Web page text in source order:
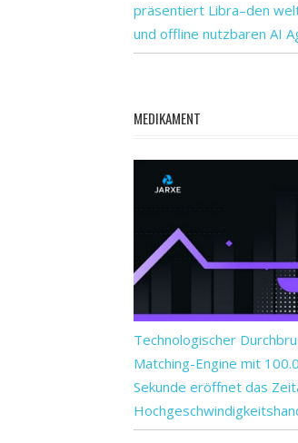
präsentiert Libra–den
und offline nutzbaren AI
MEDIKAMENT
Technologischer
Matching-Engine mit
Sekunde eröffnet das